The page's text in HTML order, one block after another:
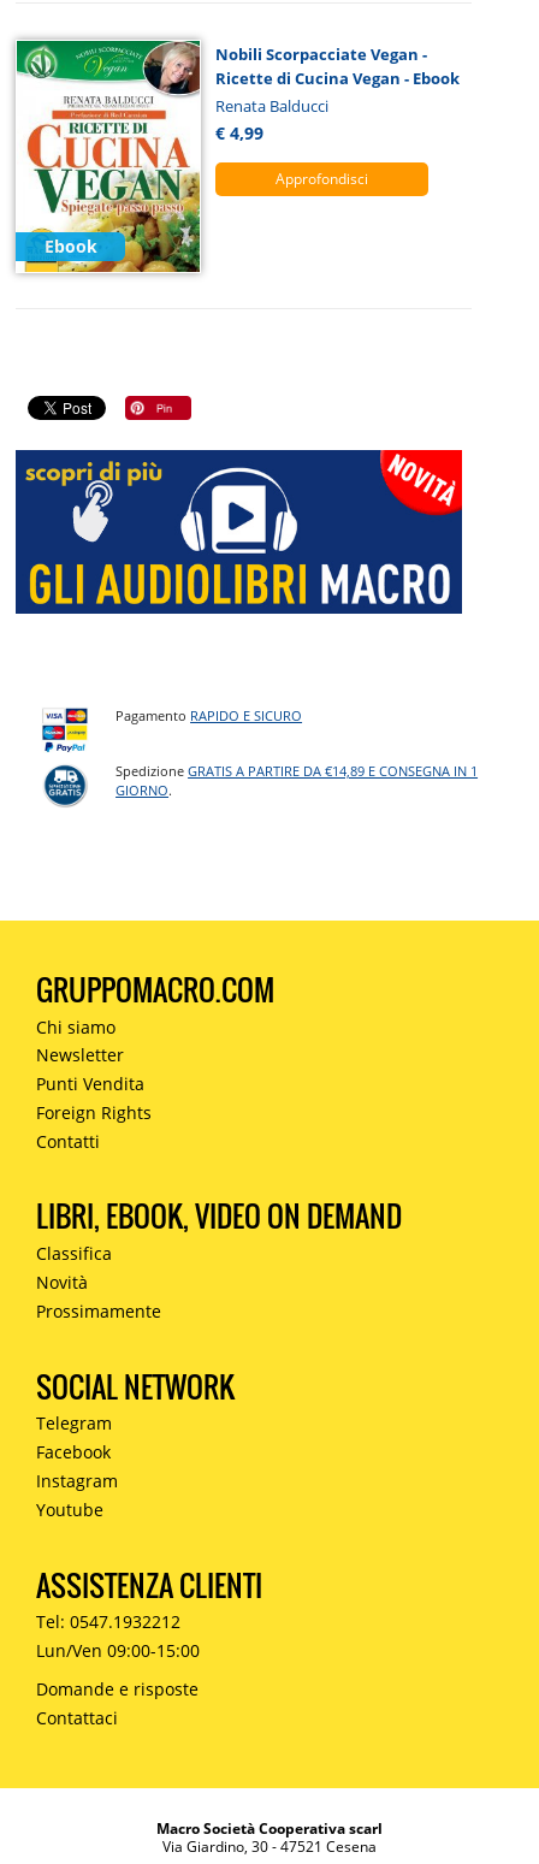
Ebook
Nobili Scorpacciate Vegan -
Ricette di Cucina Vegan - Ebook
Renata Balducci
€ 4,99
Approfondisci
Pagamento RAPIDO E SICURO
SpedizioneGRATIS A PARTIRE DA €14,89 E CONSEGNA IN 1
GIORNO.
GRUPPOMACRO.COM
Chi siamo
Newsletter
Punti Vendita
Foreign Rights
Contatti
LIBRI, EBOOK, VIDEO ON DEMAND
Classifica
Novità
Prossimamente
SOCIAL NETWORK
Telegram
Facebook
Instagram
Youtube
ASSISTENZA CLIENTI
Tel: 0547.1932212
Lun/Ven 09:00-15:00
Domande e risposte
Contattaci
Macro Società Cooperativa scarl
Via Giardino, 30 - 47521 Cesena